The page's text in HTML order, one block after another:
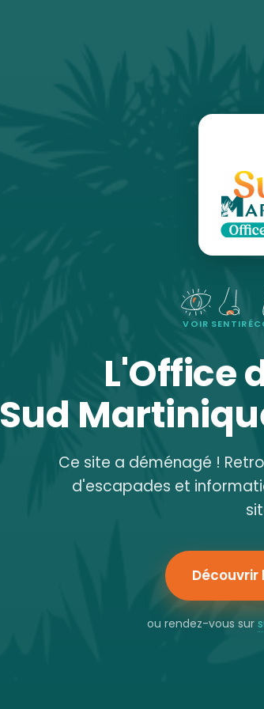
VOIR SENTIR
L'Office
Sud
Ce site a déménagé !
d'escapades et
Découvrir
ou rendez-vous sur